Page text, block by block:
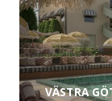
VÄSTRA